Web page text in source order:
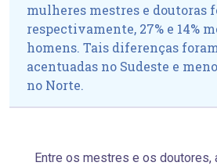
mulheres mestres e doutoras
respectivamente, 27% e 14%
homens. Tais diferenças
acentuadas no Sudeste e
no Norte.
Entre os mestres e os doutores,